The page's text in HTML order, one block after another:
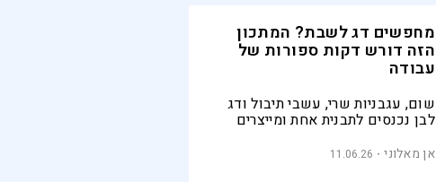
מחפשים דג לשבת? המתכון
הזה דורש דקות ספורות של
עבודה
שום, עגבניות שרי, עשבי תיבול ודג
לבן נכנסים לתבנית אחת ומייצרים
במיוחד – בלי שעות של עבודה
אן מאלוני 11.06.26